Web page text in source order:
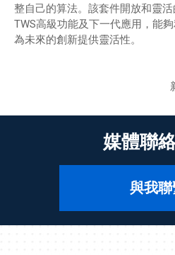
整自己的算法。該套件開放和靈
TWS高級功能及下一代應用，能
為未來的創新提供靈活性。
媒體聯
與我